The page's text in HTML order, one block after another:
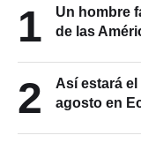
1
Un hombre
de las
2
Así estará
agosto en